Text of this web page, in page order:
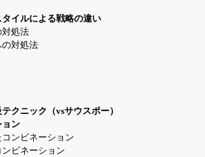
イルによる戦略の違い
処法
対処法
クニック（vsサウスポー）
ョン
ンビネーション
ビネーション